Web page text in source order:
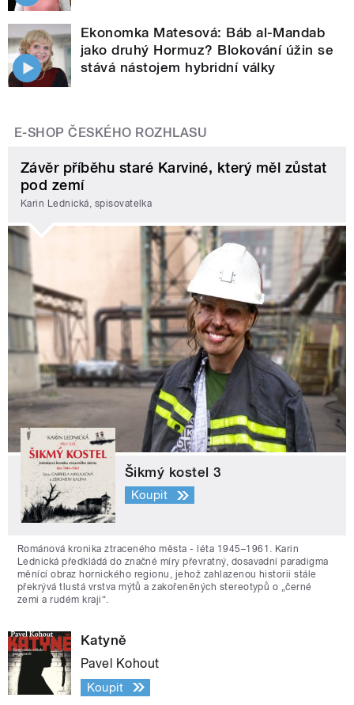
Ekonomka Matesová: Báb al-Mandab
jako druhý Hormuz? Blokování úžin se
stává nástojem hybridní války
E-SHOP ČESKÉHO ROZHLASU
Závěr příběhu staré Karviné, který měl zůstat
pod zemí
Karin Lednická, spisovatelka
Šikmý kostel 3
Koupit
Románová kronika ztraceného města - léta 1945–1961. Karin
Lednická předkládá do značné míry převratný, dosavadní paradigma
měnící obraz hornického regionu, jehož zahlazenou historii stále
překrývá tlustá vrstva mýtů a zakořeněných stereotypů o „černé
zemi a rudém kraji“.
Katyně
Pavel Kohout
Koupit